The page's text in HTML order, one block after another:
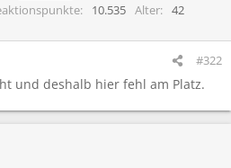
10.535 Alter
42
#322
und deshalb hier fehl am Platz.